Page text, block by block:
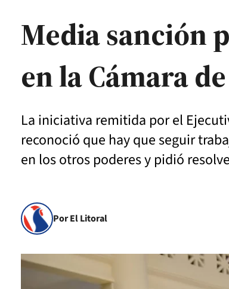
Media sanción
en la Cámara
La iniciativa remitida por el
reconoció que hay que seguir
en los otros poderes y pidió
Por El Litoral